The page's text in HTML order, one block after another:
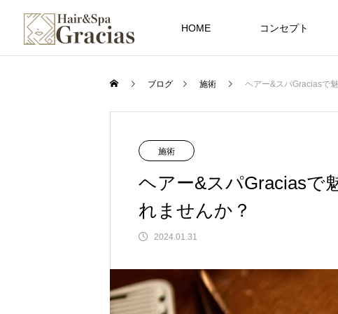
HOME コンセプト
ブログ 施術 ヘアー&スパGraciasで
施術
ヘアー&スパGraciasで
れませんか？
2024.01.31